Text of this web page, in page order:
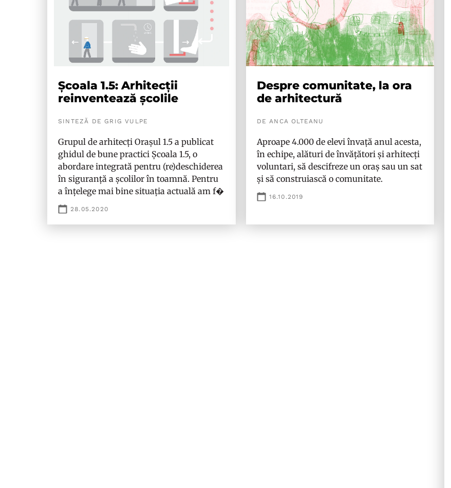
Școala 1.5: Arhitecții
reinventează școlile
SINTEZĂ DE GRIG VULPE
Grupul de arhitecți Orașul 1.5 a publicat
ghidul de bune practici Școala 1.5, o
abordare integrată pentru (re)deschiderea
în siguranță a școlilor în toamnă. Pentru
a înțelege mai bine situația actuală am f�
28.05.2020
Despre comunitate, la ora
de arhitectură
DE ANCA OLTEANU
Aproape 4.000 de elevi învață anul acesta,
în echipe, alături de învățători și arhitecți
voluntari, să descifreze un oraș sau un sat
și să construiască o comunitate.
16.10.2019